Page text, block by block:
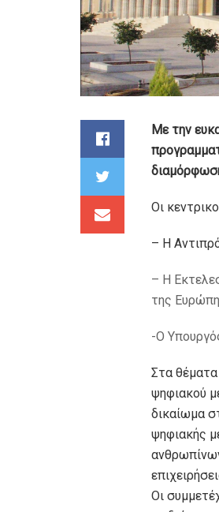
Με την
Οι
– Η
– Η
της
-Ο
Στα
ψηφιακού
δικαίωμα
ψηφιακής
Οι